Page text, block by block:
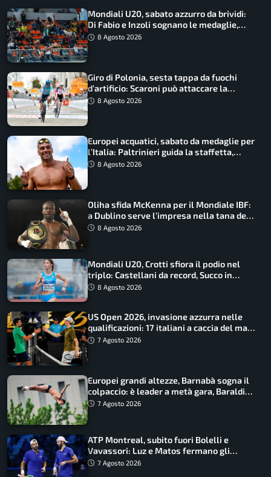
Mondiali U20, sabato azzurro da brividi:
Di Fabio e Inzoli sognano le medaglie,
Castellani e Succo in finale
8 Agosto 2026
Giro di Polonia, sesta tappa da fuochi
d’artificio: Scaroni può attaccare la
maglia di Lemmen
8 Agosto 2026
Europei acquatici, sabato da medaglie per
l’Italia: Paltrinieri guida la staffetta,
Barnabà sogna l’oro dalle grandi altezze
8 Agosto 2026
Oliha sfida McKenna per il Mondiale IBF:
a Dublino serve l’impresa nella tana del
lupo8 Agosto 2026
Mondiali U20, Crotti sfiora il podio nel
triplo: Castellani da record, Succo in
finale
8 Agosto 2026
US Open 2026, invasione azzurra nelle
qualificazioni: 17 italiani a caccia del main
draw7 Agosto 2026
Europei grandi altezze, Barnabà sogna il
colpaccio: è leader a metà gara, Baraldi
ancora in corsa
7 Agosto 2026
ATP Montreal, subito fuori Bolelli e
Vavassori: Luz e Matos fermano gli
azzurri
7 Agosto 2026